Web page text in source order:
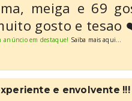
meiga e 69
gosto e tesao
anúncio em destaque! Saiba mais aqui...
e envolvente !!!